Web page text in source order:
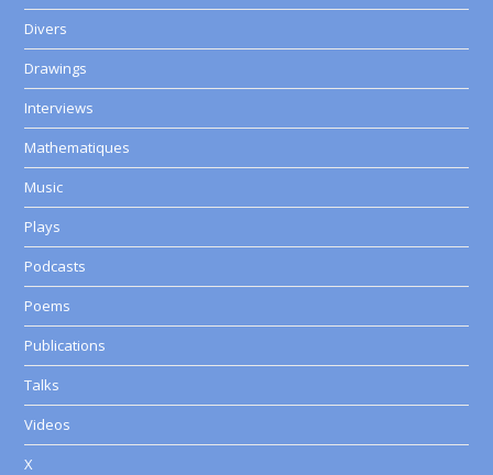
Divers
Drawings
Interviews
Mathematiques
Music
Plays
Podcasts
Poems
Publications
Talks
Videos
X